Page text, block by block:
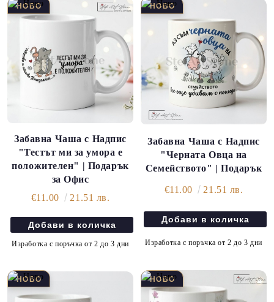
Забавна Чаша с Надпис
"Тестът ми за умора е
положителен" | Подарък
за Офис
€11.00
21.51 лв.
Изработка с поръчка от 2 до 3 дни
Забавна Чаша с Надпис
"Черната Овца на
Семейството" | Подарък
€11.00 21.51 лв.
Изработка с поръчка от 2 до 3 дни